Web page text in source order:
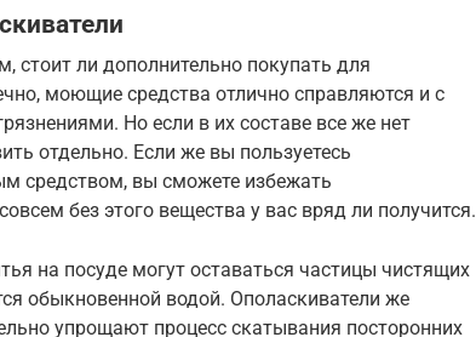
стоит ли дополнительно покупать для
моющие средства отлично справляются и с
Но если в их составе все же нет
отдельно. Если же вы пользуетесь
средством, вы сможете избежать
без этого вещества у вас вряд ли получится.
на посуде могут оставаться частицы чистящих
обыкновенной водой. Ополаскиватели же
упрощают процесс скатывания посторонних